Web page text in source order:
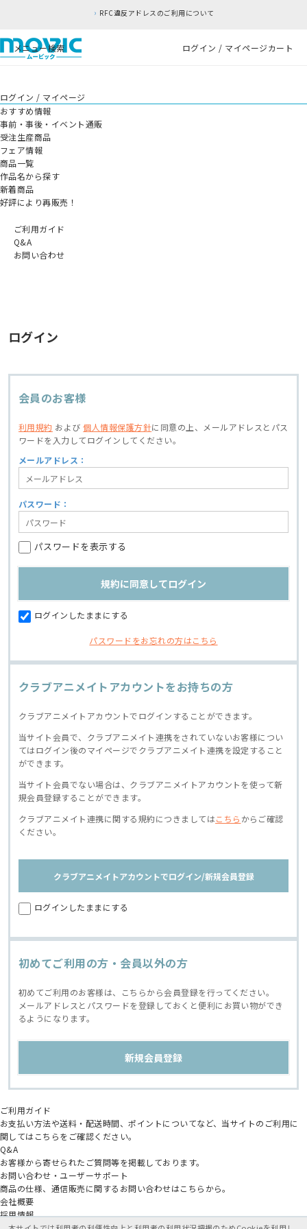
RFC違反アドレスのご利用について
メニュー検索 ログイン / マイページカート
ログイン / マイページ
おすすめ情報
事前・事後・イベント通販
受注生産商品
フェア情報
商品一覧
作品名から探す
新着商品
好評により再販売！
ご利用ガイド
Q&A
お問い合わせ
ログイン
会員のお客様
利用規約 および個人情報保護方針に同意の上、
メールアドレスとパス
ワードを入力してログインしてください。
メールアドレス：
パスワード：
パスワードを表示する
ログインしたままにする
パスワードをお忘れの方はこちら
クラブアニメイトアカウントをお持ちの方
クラブアニメイトアカウントでログインすることができます。
当サイト会員で、クラブアニメイト連携をされていないお客様につい
てはログイン後のマイページでクラブアニメイト連携を設定すること
ができます。
当サイト会員でない場合は、クラブアニメイトアカウントを使って新
規会員登録することができます。
クラブアニメイト連携に関する規約につきましてはこちら からご確認
ください。
クラブアニメイトアカウントでログイン/新規会員登録
ログインしたままにする
初めてご利用の方・会員以外の方
初めてご利用のお客様は、こちらから会員登録を行ってください。
メールアドレスとパスワードを登録しておくと便利にお買い物ができ
るようになります。
ご利用ガイド
お支払い方法や送料・配送時間、ポイントについてなど、当サイトのご利用に
関してはこちらをご確認ください。
Q&A
お客様から寄せられたご質問等を掲載しております。
お問い合わせ・ユーザーサポート
商品の仕様、通信販売に関するお問い合わせはこちらから。
会社概要
採用情報